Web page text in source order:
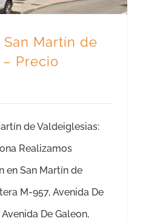
San Martín de
Precio
de Valdeiglesias:
Realizamos
en San Martín de
M-957, Avenida De
De Galeon,